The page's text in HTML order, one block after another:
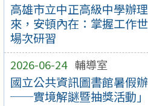
高雄市立中正高級中學辦
來，安頓內在：掌握工作
場次研習
2026-06-24 輔導室
國立公共資訊圖書館暑假
──實境解謎暨抽獎活動」